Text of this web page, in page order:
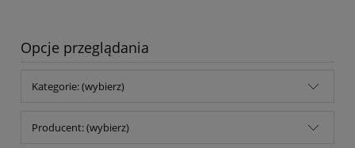
Opcje przeglądania
Kategorie: (wybierz)
Producent: (wybierz)